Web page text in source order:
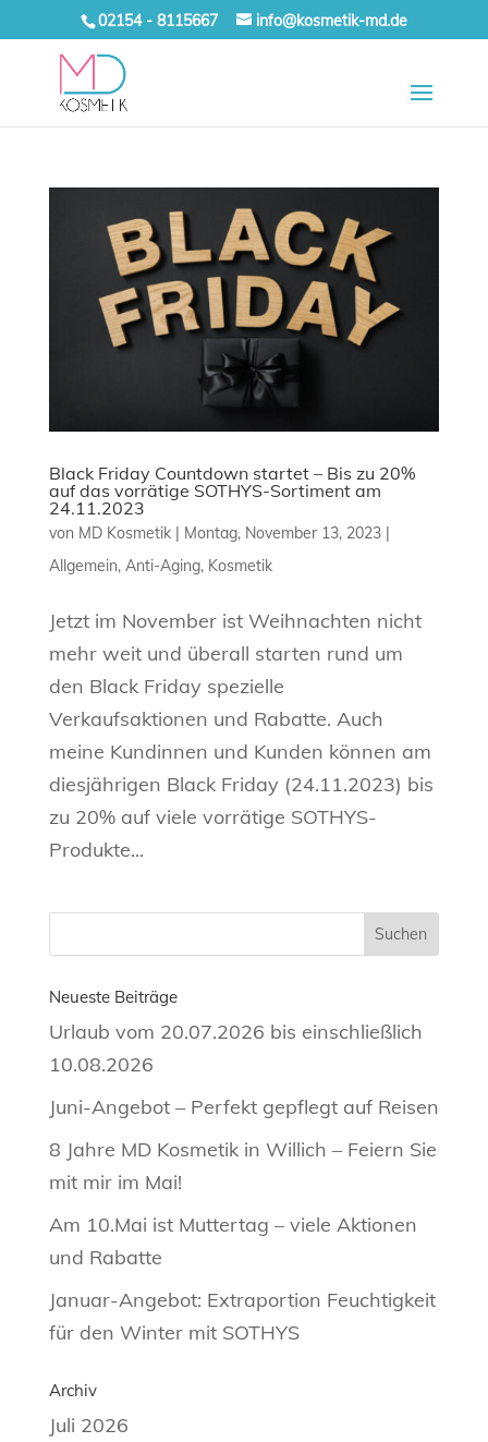
02154 - 8115667 info@kosmetik-md.de
Black Friday Countdown startet – Bis zu 20%
auf das vorrätige SOTHYS-Sortiment am
24.11.2023
von MD Kosmetik| Montag, November 13, 2023|
Allgemein, Anti-Aging, Kosmetik
Jetzt im November ist Weihnachten nicht
mehr weit und überall starten rund um
den Black Friday spezielle
Verkaufsaktionen und Rabatte. Auch
meine Kundinnen und Kunden können am
diesjährigen Black Friday (24.11.2023) bis
zu 20% auf viele vorrätige SOTHYS-
Produkte...
Neueste Beiträge
Urlaub vom 20.07.2026 bis einschließlich
10.08.2026
Juni-Angebot – Perfekt gepflegt auf Reisen
8 Jahre MD Kosmetik in Willich – Feiern Sie
mit mir im Mai!
Am 10.Mai ist Muttertag – viele Aktionen
und Rabatte
Januar-Angebot: Extraportion Feuchtigkeit
für den Winter mit SOTHYS
Archiv
Juli 2026